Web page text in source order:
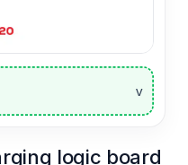
v
logic board